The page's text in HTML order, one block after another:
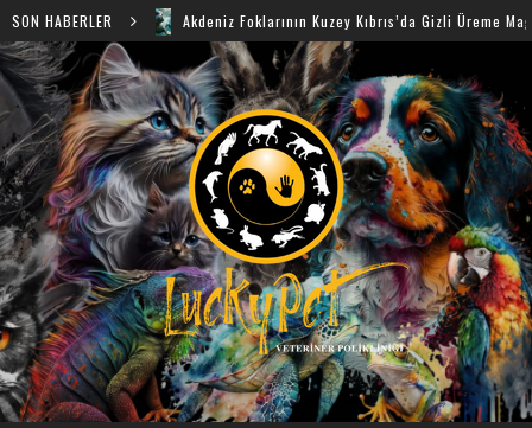
SON HABERLERAkdeniz Foklarının Kuzey Kıbrıs’da Gizli Üreme Mağaraları